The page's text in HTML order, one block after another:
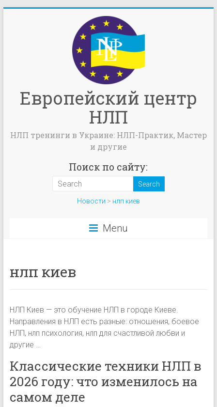
Европейский центр
НЛП
НЛП тренинги в Украине: НЛП-Практик, Мастер
и другие
Поиск по сайту:
Новости > нлп киев
Menu
нлп киев
НЛП Киев — это обучение НЛП в городе Киеве.
Направления в НЛП есть разные: отношения, боевое
НЛП, нлп психология, нлп для счастливой любви и
другие …
Классические техники НЛП в
2026 году: что изменилось на
самом деле